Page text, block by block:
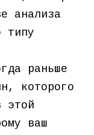
анализа
типу
раньше
которого
этой
ваш